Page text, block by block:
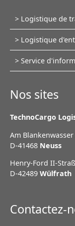
Aller
au
contenu
Logistique de
Logistique
Service
Nos sites
TechnoCargo
Am Blankenwasser
D-41468 Neuss
Henry-Ford II-
D-42489 Wülfrath
Contactez-